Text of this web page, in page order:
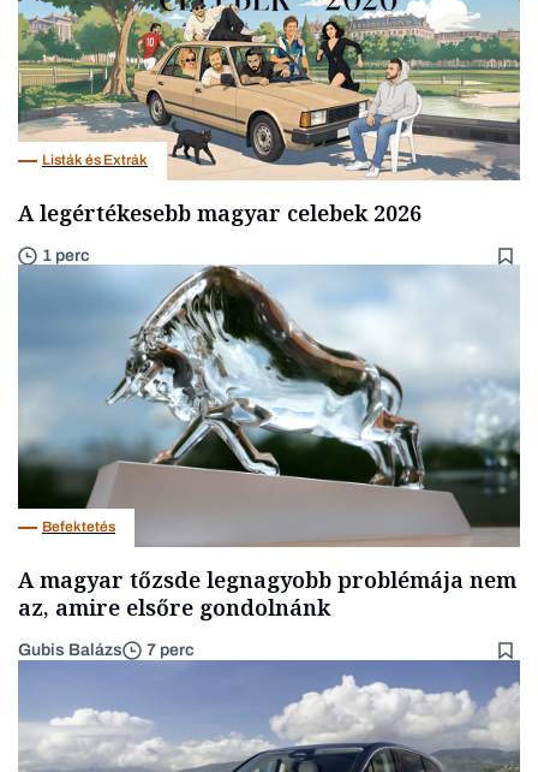
Listák és Extrák
A legértékesebb magyar celebek 2026
1 perc
Befektetés
A magyar tőzsde legnagyobb problémája nem
az, amire elsőre gondolnánk
Gubis Balázs 7 perc